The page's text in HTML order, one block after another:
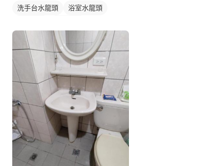
洗手台水龍頭
浴室水龍頭
水龍頭安裝